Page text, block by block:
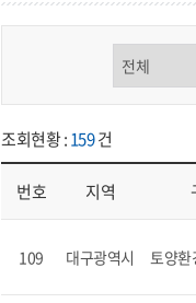
조회현황 :159건
번호 지역
109 대구광역시 토양환